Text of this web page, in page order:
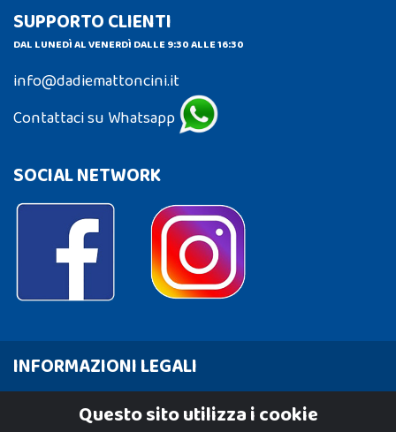
SUPPORTO CLIENTI
DAL LUNEDÌ AL VENERDÌ DALLE 9:30 ALLE 16:30
info@dadiemattoncini.it
Contattaci su Whatsapp
SOCIAL NETWORK
INFORMAZIONI LEGALI
Cookie PolicyQuesto sito utilizza i cookie